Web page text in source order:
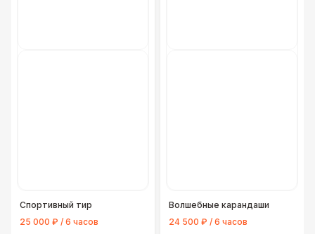
Спортивный тир
25 000 ₽ / 6 часов
Волшебные карандаши
24 500 ₽ / 6 часов